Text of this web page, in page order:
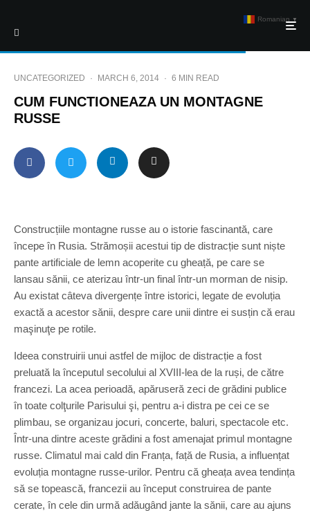
UNCATEGORIZED · MARCH 6, 2014 · 6 MIN READ
CUM FUNCTIONEAZA UN MONTAGNE
RUSSE
Construcțiile montagne russe au o istorie fascinantă, care
începe în Rusia. Strămoșii acestui tip de distracție sunt niște
pante artificiale de lemn acoperite cu gheață, pe care se
lansau sănii, ce aterizau într-un final într-un morman de nisip.
Au existat câteva divergențe între istorici, legate de evoluția
exactă a acestor sănii, despre care unii dintre ei susțin că erau
maşinuţe pe rotile.
Ideea construirii unui astfel de mijloc de distracție a fost
preluată la începutul secolului al XVIII-lea de la ruși, de către
francezi. La acea perioadă, apăruseră zeci de grădini publice
în toate colţurile Parisului şi, pentru a-i distra pe cei ce se
plimbau, se organizau jocuri, concerte, baluri, spectacole etc.
Într-una dintre aceste grădini a fost amenajat primul montagne
russe. Climatul mai cald din Franța, față de Rusia, a influențat
evoluția montagne russe-urilor. Pentru că gheața avea tendința
să se topească, francezii au început construirea de pante
cerate, în cele din urmă adăugând jante la sănii, care au ajuns
Romanian ▼